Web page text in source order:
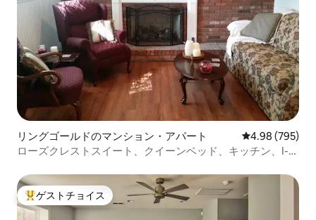
リングゴールドのマンション・アパート レビュー795
4.98 (795)
ローズクレストスイート、クイーンベッド、キッチン、I-
大好評のゲストチョイスです。
ゲストチョイス